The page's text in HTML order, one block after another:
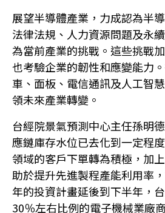
展望半導體產業，力成認為半
法律法規、人力資源問題及永
為當前產業的挑戰。這些挑戰
也考驗企業的韌性和應變能力
車、面板、電信通訊及人工智
領未來產業轉變。
台經院景氣預測中心主任孫明
應鏈庫存水位已去化到一定程
領域的客戶下單轉為積極，加
助於提升先進製程產能利用率
年的投資計畫延後到下半年，
30％左右比例的電子機械業廠